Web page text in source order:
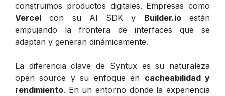
construimos productos digitales. Empresas como
Vercel con su AI SDK y Builder.ioestán
empujando la frontera de interfaces que se
adaptan y generan dinámicamente.
La diferencia clave de Syntux es su naturaleza
open source y su enfoque en cacheabilidad y
rendimiento. En un entorno donde la experiencia